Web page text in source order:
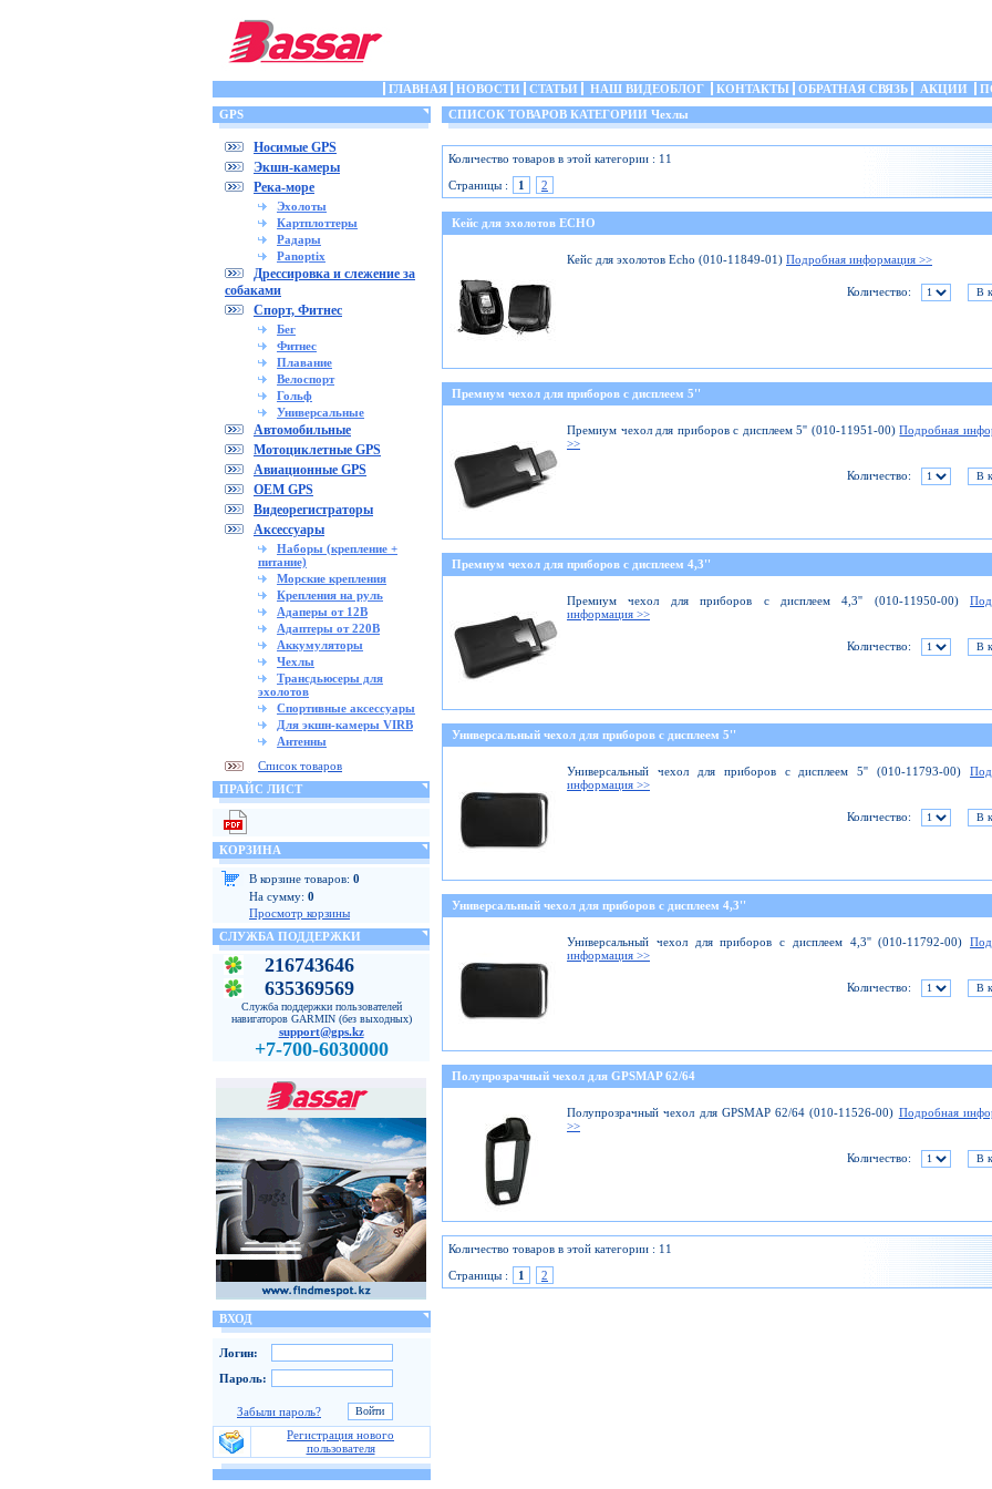
ГЛАВНАЯ НОВОСТИ СТАТЬИ НАШ ВИДЕОБЛОГ КОНТАКТЫ ОБРАТНАЯ СВЯЗЬ АКЦИИ
GPS
Носимые GPS
Экшн-камеры
Река-море
Эхолоты
Картплоттеры
Радары
Panoptix
Дрессировка и слежение за
собаками
Спорт, Фитнес
Бег
Фитнес
Плавание
Велоспорт
Гольф
Универсальные
Автомобильные
Мотоциклетные GPS
Авиационные GPS
OEM GPS
Видеорегистраторы
Аксессуары
Наборы (крепление +
питание)
Морские крепления
Крепления на руль
Адаперы от 12В
Адаптеры от 220В
Аккумуляторы
Чехлы
Трансдьюсеры для
эхолотов
Спортивные аксессуары
Для экшн-камеры VIRB
Антенны
Список товаров
ПРАЙС ЛИСТ
КОРЗИНА
В корзине товаров: 0
На сумму: 0
Просмотр корзины
СЛУЖБА ПОДДЕРЖКИ
216743646
635369569
Служба поддержки пользователей
навигаторов GARMIN (без выходных)
support@gps.kz
+7-700-6030000
ВХОД
Логин:
Пароль:
Забыли пароль?
Регистрация нового
пользователя
СПИСОК ТОВАРОВ КАТЕГОРИИ Чехлы
Количество товаров в этой категории : 11
Страницы :
1 2
Кейс для эхолотов ECHO
Кейс для эхолотов Echo (010-11849-01) Подробная информация >>
Количество:
Премиум чехол для приборов с дисплеем 5''
Премиум чехол для приборов с дисплеем 5'' (010-11951-00)Подробная
>>
Количество:
Премиум чехол для приборов с дисплеем 4,3''
Премиум чехол для приборов с дисплеем 4,3'' (010-11950-00)
информация >>
Количество:
Универсальный чехол для приборов с дисплеем 5''
Универсальный чехол для приборов с дисплеем 5'' (010-11793-00)
информация >>
Количество:
Универсальный чехол для приборов с дисплеем 4,3''
Универсальный чехол для приборов с дисплеем 4,3'' (010-11792-00)
информация >>
Количество:
Полупрозрачный чехол для GPSMAP 62/64
Полупрозрачный чехол для GPSMAP 62/64 (010-11526-00) Подробная
>>
Количество:
Количество товаров в этой категории : 11
Страницы :
1 2